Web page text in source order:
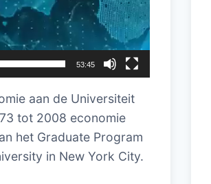
53:45
aan de Universiteit
tot 2008 economie
het Graduate Program
in New York City.